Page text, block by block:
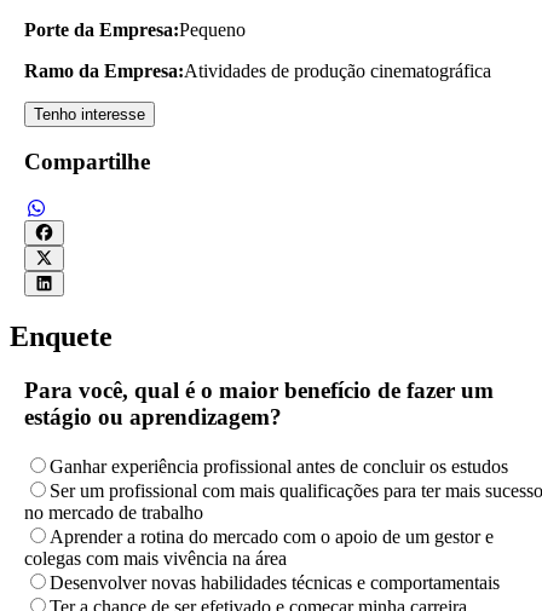
Porte da Empresa:Pequeno
Ramo da Empresa:Atividades de produção cinematográfica
Tenho interesse
Compartilhe
Enquete
Para você, qual é o maior benefício de fazer um
estágio ou aprendizagem?
Ganhar experiência profissional antes de concluir os estudos
Ser um profissional com mais qualificações para ter mais sucesso
no mercado de trabalho
Aprender a rotina do mercado com o apoio de um gestor e
colegas com mais vivência na área
Desenvolver novas habilidades técnicas e comportamentais
Ter a chance de ser efetivado e começar minha carreira